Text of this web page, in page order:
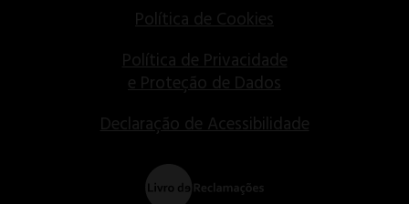
Política de Cookies
Política de Privacidade
e Proteção de Dados
Declaração de Acessibilidade